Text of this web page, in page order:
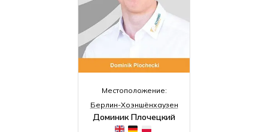
Местоположение:
Берлин-Хоэншёнхаузен
Доминик Плочецкий